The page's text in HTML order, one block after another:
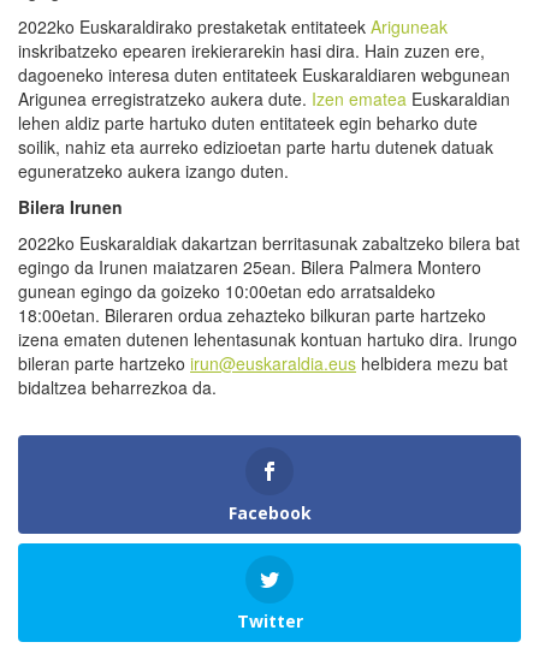
2022ko Euskaraldirako prestaketak entitateek Ariguneak
inskribatzeko epearen irekierarekin hasi dira. Hain zuzen ere,
dagoeneko interesa duten entitateek Euskaraldiaren webgunean
Arigunea erregistratzeko aukera dute. Izen ematea Euskaraldian
lehen aldiz parte hartuko duten entitateek egin beharko dute
soilik, nahiz eta aurreko edizioetan parte hartu dutenek datuak
eguneratzeko aukera izango duten.
Bilera Irunen
2022ko Euskaraldiak dakartzan berritasunak zabaltzeko bilera bat
egingo da Irunen maiatzaren 25ean. Bilera Palmera Montero
gunean egingo da goizeko 10:00etan edo arratsaldeko
18:00etan. Bileraren ordua zehazteko bilkuran parte hartzeko
izena ematen dutenen lehentasunak kontuan hartuko dira. Irungo
bileran parte hartzeko irun@euskaraldia.eus helbidera mezu bat
bidaltzea beharrezkoa da.
Facebook
Twitter